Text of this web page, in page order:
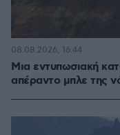
Μια εντυπωσιακή
απέραντο μπλε της
08.08.2026, 16:44